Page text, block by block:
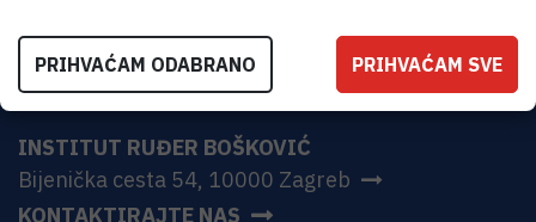
INSTITUT RUĐER BOŠKOVIĆ
Bijenička cesta 54, 10000 Zagreb
KONTAKTIRAJTE NAS
PRIHVAĆAM ODABRANO PRIHVAĆAM SVE